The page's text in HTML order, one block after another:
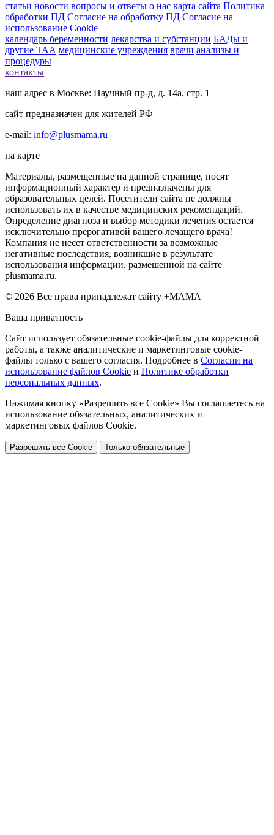
статьи новости вопросы и ответы о нас карта сайта Политика
обработки ПД Согласие на обработку ПД Согласие на
использование Cookie
календарь беременности лекарства и субстанции БАДы и
другие ТАА медицинские учреждения врачи анализы и
процедуры
контакты
наш адрес в Москве: Научный пр-д, д. 14а, стр. 1
сайт предназначен для жителей РФ
e-mail: info@plusmama.ru
на карте
Материалы, размещенные на данной странице, носят
информационный характер и предназначены для
образовательных целей. Посетители сайта не должны
использовать их в качестве медицинских рекомендаций.
Определение диагноза и выбор методики лечения остается
исключительно прерогативой вашего лечащего врача!
Компания не несет ответственности за возможные
негативные последствия, возникшие в результате
использования информации, размешенной на сайте
plusmama.ru.
© 2026 Все права принадлежат сайту +МАМА
Ваша приватность
Сайт использует обязательные cookie-файлы для корректной
работы, а также аналитические и маркетинговые cookie-
файлы только с вашего согласия. Подробнее в Согласии на
использование файлов Cookie и Политике обработки
персональных данных.
Нажимая кнопку «Разрешить все Cookie» Вы соглашаетесь на
использование обязательных, аналитических и
маркетинговых файлов Cookie.
Разрешить все Cookie Только обязательные